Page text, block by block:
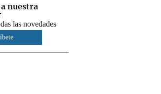
nuestra
las novedades